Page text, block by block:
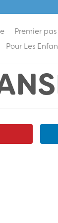
Premier pas
Pour Les